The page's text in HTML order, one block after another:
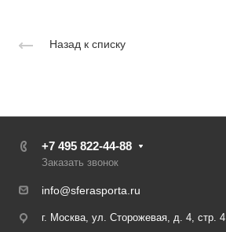
Назад к списку
+7 495 822-44-88
Заказать звонок
info@sferasporta.ru
г. Москва, ул. Сторожевая, д. 4, стр. 4